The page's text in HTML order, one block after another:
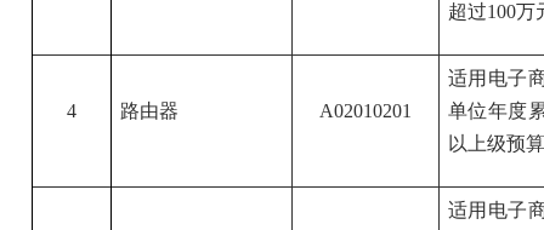
超过100万
4 路由器 A02010201
适用电子
单位年度
以上级预
适用电子